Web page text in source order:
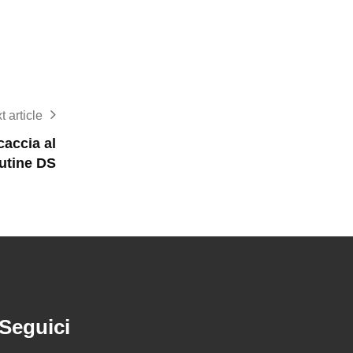
article
al
DS
Seguici